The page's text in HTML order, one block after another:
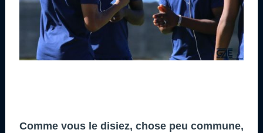
Comme vous le disiez, chose peu commune,